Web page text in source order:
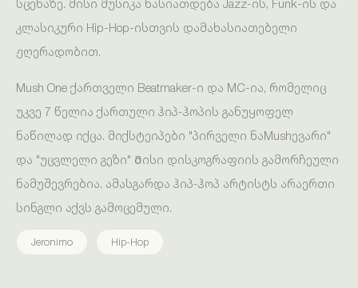
სცენაზე. მისი მუსიკა ხასიათდება Jazz-ის, Funk-ის და
კლასიკური Hip-Hop-ისთვის დამახასიათებელი
ჟღერადობით.
Mush One ქართველი Beatmaker-ი და MC-ია, რომელიც
უკვე 7 წელია ქართული ჰიპ-ჰოპის განუყოფელ
ნაწილად იქცა. მიქსტეიპები "პირველი ნაMushევარი"
და "უცვლელი გეზი" Მისი დისკოგრაფიის გამორჩეული
ნამუშევრებია. ამასგარდა ჰიპ-ჰოპ არტისტს არაერთი
სინგლი აქვს გამოცემული.
Jeronimo Hip-Hop